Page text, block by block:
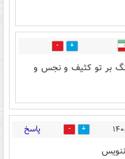
3
بر تو کثیف و نجس و
5 پاسخ
ننویس